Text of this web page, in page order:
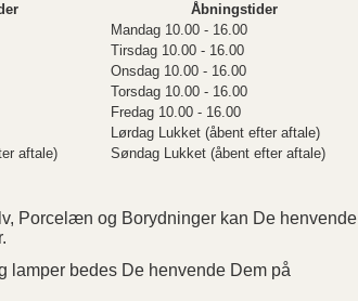
Åbningstider
Mandag 10.00 - 16.00
Tirsdag 10.00 - 16.00
Onsdag 10.00 - 16.00
Torsdag 10.00 - 16.00
Fredag 10.00 - 16.00
Lørdag Lukket (åbent efter aftale)
aftale)
Søndag Lukket (åbent efter aftale)
Porcelæn og Borydninger kan De henvende
lamper bedes De henvende Dem på